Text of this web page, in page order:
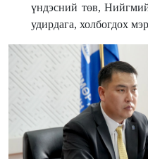
үндэсний төв,
удирдага, холбогдох